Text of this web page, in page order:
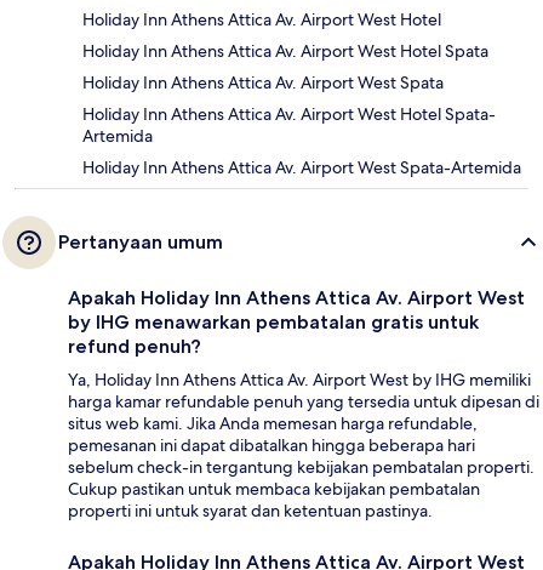
Holiday Inn Athens Attica Av. Airport West Hotel
Holiday Inn Athens Attica Av. Airport West Hotel Spata
Holiday Inn Athens Attica Av. Airport West Spata
Holiday Inn Athens Attica Av. Airport West Hotel Spata-
Artemida
Holiday Inn Athens Attica Av. Airport West Spata-Artemida
Pertanyaan umum
Apakah Holiday Inn Athens Attica Av. Airport West
by IHG menawarkan pembatalan gratis untuk
refund penuh?
Ya, Holiday Inn Athens Attica Av. Airport West by IHG memiliki
harga kamar refundable penuh yang tersedia untuk dipesan di
situs web kami. Jika Anda memesan harga refundable,
pemesanan ini dapat dibatalkan hingga beberapa hari
sebelum check-in tergantung kebijakan pembatalan properti.
Cukup pastikan untuk membaca kebijakan pembatalan
properti ini untuk syarat dan ketentuan pastinya.
Apakah Holiday Inn Athens Attica Av. Airport West